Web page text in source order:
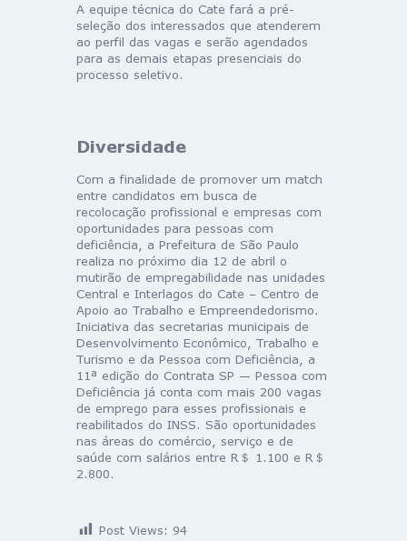
A equipe técnica do Cate fará a pré-
seleção dos interessados que atenderem
ao perfil das vagas e serão agendados
para as demais etapas presenciais do
processo seletivo.
Diversidade
Com a finalidade de promover um match
entre candidatos em busca de
recolocação profissional e empresas com
oportunidades para pessoas com
deficiência, a Prefeitura de São Paulo
realiza no próximo dia 12 de abril o
mutirão de empregabilidade nas unidades
Central e Interlagos do Cate – Centro de
Apoio ao Trabalho e Empreendedorismo.
Iniciativa das secretarias municipais de
Desenvolvimento Econômico, Trabalho e
Turismo e da Pessoa com Deficiência, a
11ª edição do Contrata SP — Pessoa com
Deficiência já conta com mais 200 vagas
de emprego para esses profissionais e
reabilitados do INSS. São oportunidades
nas áreas do comércio, serviço e de
saúde com salários entre R＄ 1.100 e R＄
2.800.
Post Views: 94